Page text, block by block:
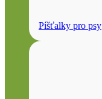
Píšťalky pro psy